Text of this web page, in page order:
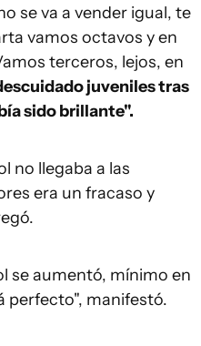
se va a vender igual, te
vamos octavos y en
terceros, lejos, en
juveniles tras
sido brillante".
no llegaba a las
era un fracaso y
se aumentó, mínimo en
perfecto", manifestó.